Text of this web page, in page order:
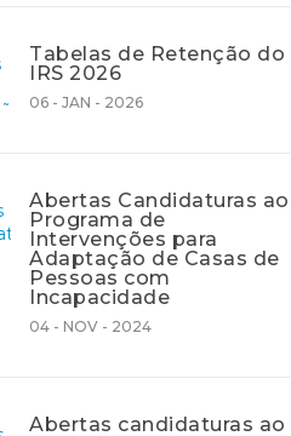
Tabelas de Retenção do
IRS 2026
06 - JAN - 2026
Abertas Candidaturas ao
Programa de
Intervenções para
Adaptação de Casas de
Pessoas com
Incapacidade
04 - NOV - 2024
Abertas candidaturas ao